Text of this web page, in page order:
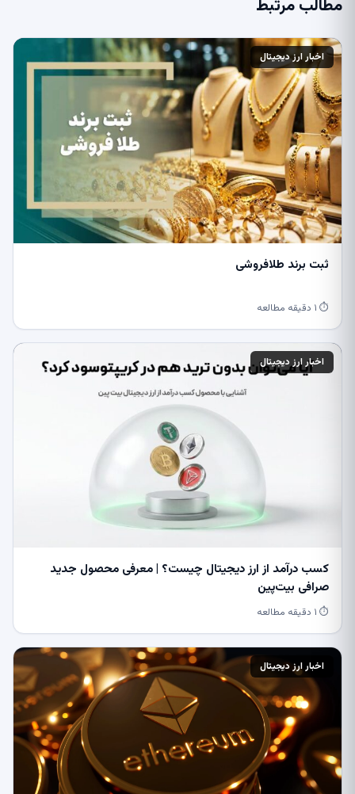
مطالب مرتبط
اخبار ارز دیجیتال
ثبت برند طلافروشی
⏱ ۱ دقیقه مطالعه
اخبار ارز دیجیتال
کسب درآمد از ارز دیجیتال چیست؟ | معرفی محصول جدید
صرافی بیت‌پین
⏱ ۱ دقیقه مطالعه
اخبار ارز دیجیتال